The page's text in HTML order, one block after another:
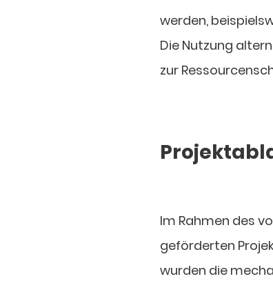
werden,
Die Nutzung
zur
Im Rahmen des
geförderten
wurden die